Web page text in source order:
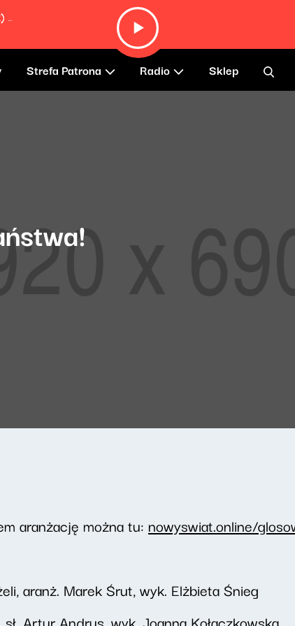
Sailed (Rachika Nayar & Nina Keith Rework) (feat. Ólafur Arnalds & Janus Rasmussen)
Strefa Patrona Radio Sklep
aranżację można tu: nowyswiat.online/
aranż. Marek Śrut, wyk. Elżbieta Śnieg